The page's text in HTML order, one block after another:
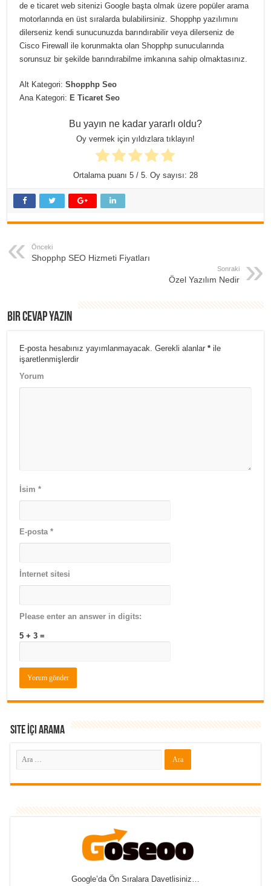
de e ticaret web sitenizi Google başta olmak üzere popüler arama
motorlarında en üst sıralarda bulabilirsiniz. Shopphp yazılımını
dilerseniz kendi sunucunuzda barındırabilir veya dilerseniz de
Cisco Firewall ile korunmakta olan Shopphp sunucularında
sorunsuz bir şekilde barındırabilme imkanına sahip olmaktasınız.
Alt Kategori:Shopphp Seo
Ana Kategori: E Ticaret Seo
Bu yayın ne kadar yararlı oldu?
Oy vermek için yıldızlara tıklayın!
Ortalama puanı 5/ 5. Oy sayısı: 28
Önceki
Shopphp SEO Hizmeti Fiyatları
Sonraki
Özel Yazılım Nedir
Bir cevap yazın
E-posta hesabınız yayımlanmayacak. Gerekli alanlar* ile
işaretlenmişlerdir
Yorum
İsim*
E-posta*
İnternet sitesi
Please enter an answer in digits:
5 + 3 =
Site İçi Arama
Google’da Ön Sıralara Davetlisiniz…